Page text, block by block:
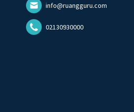
info@ruangguru.com
02130930000